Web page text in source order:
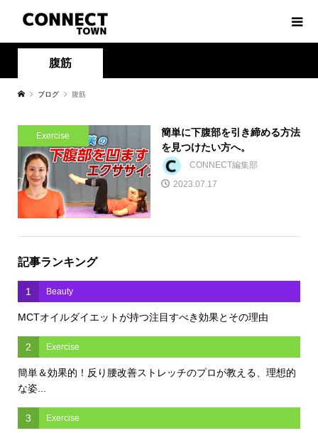
腹筋
ブログ 腹筋
Exercise
簡単に下腹部を引き締める方法
を見つけたい方へ。
CONNECT編集部
2023.07.17
記事ランキング
1 Beauty
MCTオイルダイエットが持つ注目すべき効果とその理由
2 Exercise
簡単＆効果的！反り腰改善ストレッチのプロが教える、理想的
な姿...
3 Exercise